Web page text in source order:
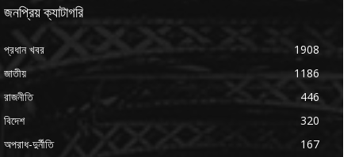
জনপ্রিয় ক্যাটাগরি
প্রধান খবর
1908
জাতীয়
1186
রাজনীতি
446
বিদেশ
320
অপরাধ-দুর্নীতি
167